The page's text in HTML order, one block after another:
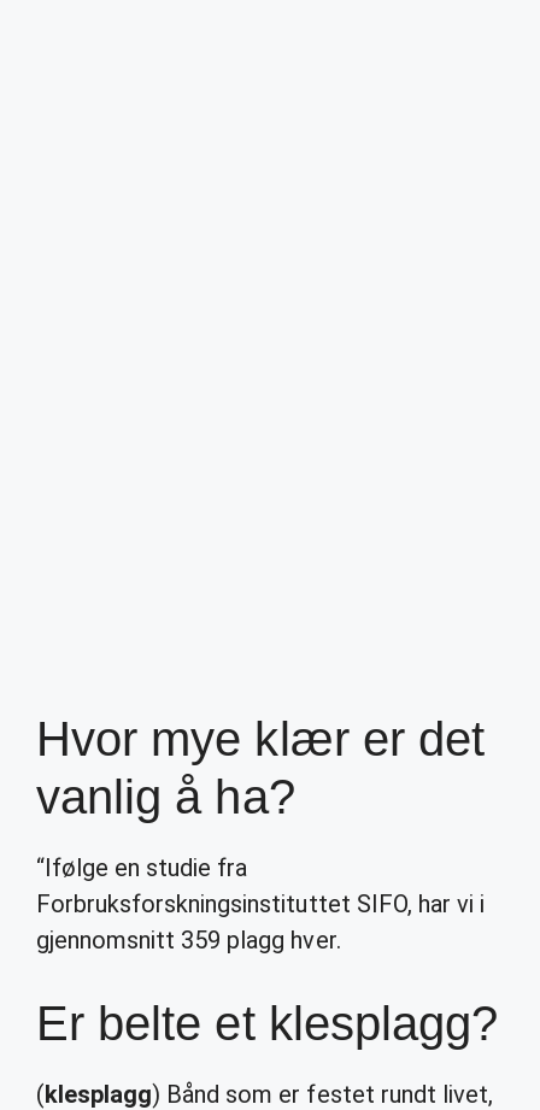
Hvor mye klær er det
vanlig å ha?
“Ifølge en studie fra
Forbruksforskningsinstituttet SIFO, har vi i
gjennomsnitt 359 plagg hver.
Er belte et klesplagg?
(klesplagg) Bånd som er festet rundt livet,